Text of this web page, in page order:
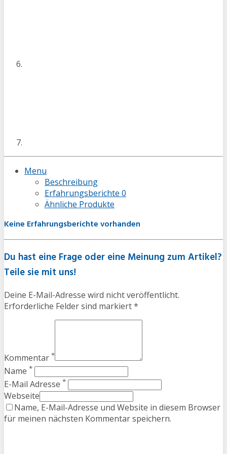
Menu
Beschreibung
Erfahrungsberichte 0
Ähnliche Produkte
Keine Erfahrungsberichte vorhanden
Du hast eine Frage oder eine Meinung zum Artikel?
Teile sie mit uns!
Deine E-Mail-Adresse wird nicht veröffentlicht.
Erforderliche Felder sind markiert *
Kommentar *
Name *
E-Mail Adresse *
Webseite
Name, E-Mail-Adresse und Website in diesem Browser
für meinen nächsten Kommentar speichern.